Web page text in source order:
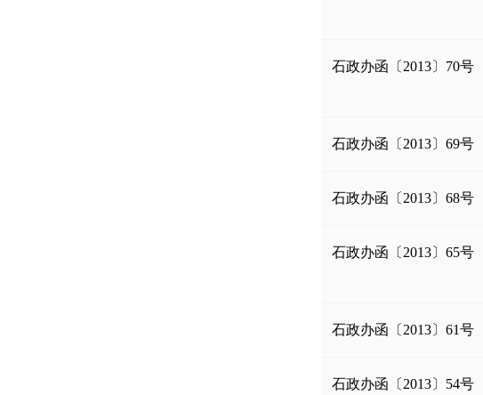
石政办函〔2013〕70号
石政办函〔2013〕69号
石政办函〔2013〕68号
石政办函〔2013〕65号
石政办函〔2013〕61号
石政办函〔2013〕54号